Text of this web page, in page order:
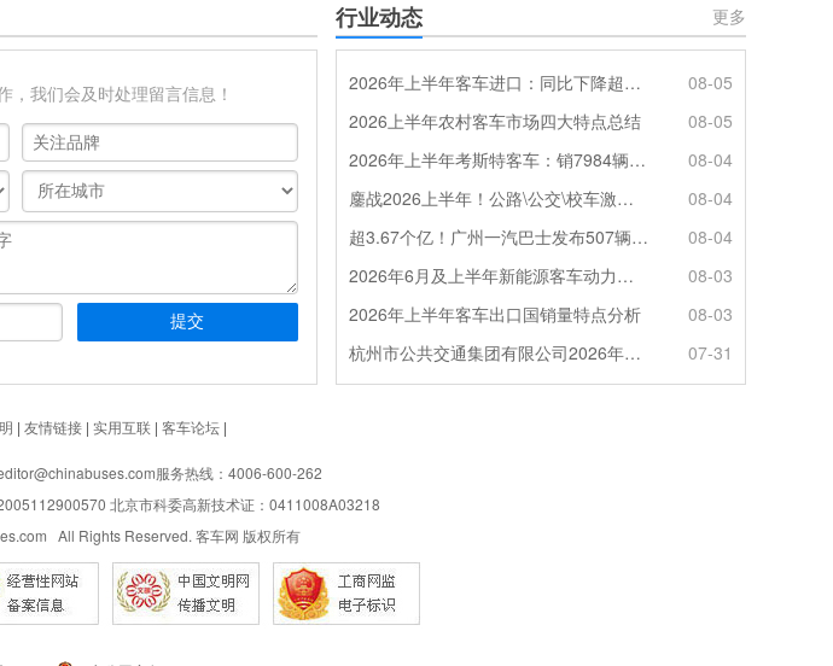
，我们会及时处理留言信息！
行业动态 更多
2026年上半年客车进口：同比下降超4成，轻客主体地位凸显
08-05
2026上半年农村客车市场四大特点总结
08-05
2026年上半年考斯特客车：销7984辆 6米领涨领跑 电动化提速
08-04
鏖战2026上半年！公路\公交\校车激烈角逐，谁问鼎赛道赢家?
08-04
超3.67个亿！广州一汽巴士发布507辆纯电动城市客车采购中标公告
08-04
2026年6月及上半年新能源客车动力电池装机量特点分析
08-03
2026年上半年客车出口国销量特点分析
08-03
杭州市公共交通集团有限公司2026年100辆纯电动城市客车采购招标公告
07-31
| 友情链接| 实用互联| 客车论坛|
服务热线：4006-600-262
北京市科委高新技术证：0411008A03218
All Rights Reserved. 客车网 版权所有